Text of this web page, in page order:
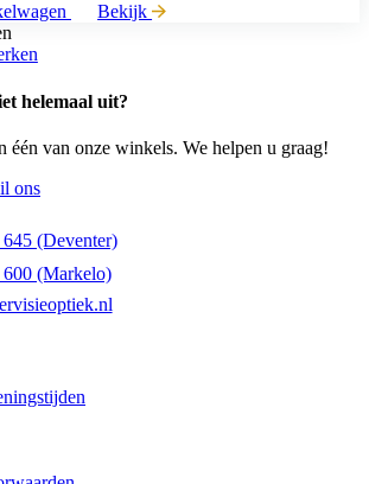
Bekijk
helemaal uit?
één van onze winkels. We helpen u graag!
ons
645 (Deventer)
600 (Markelo)